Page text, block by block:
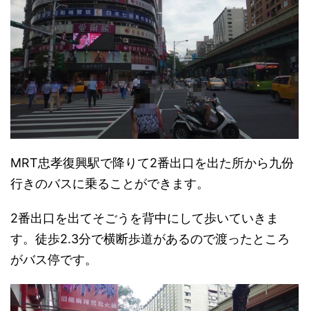
MRT忠孝復興駅で降りて2番出口を出た所から九份
行きのバスに乗ることができます。
2番出口を出てそごうを背中にして歩いていきま
す。徒歩2.3分で横断歩道があるので渡ったところ
がバス停です。